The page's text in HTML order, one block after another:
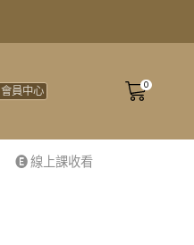
會員中心 0
🅔 線上課收看